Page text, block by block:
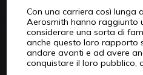
Con una carriera così lunga
Aerosmith hanno raggiunto
considerare una sorta di
anche questo loro rapporto
andare avanti e ad avere
conquistare il loro pubblico,